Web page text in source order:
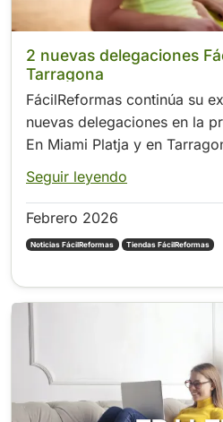
2 nuevas delegaciones
Tarragona
FácilReformas continúa su
nuevas delegaciones en la
En Miami Platja y en
Seguir leyendo
Febrero 2026
Noticias FácilReformas Tiendas FácilReformas